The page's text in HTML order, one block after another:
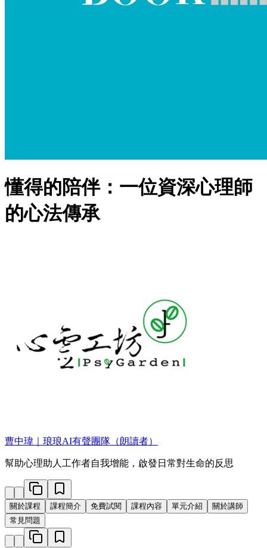
懂得的陪伴：一位資深心理師
的心法傳承
曹中瑋｜琅琅AI有聲團隊（朗讀者）
幫助心理助人工作者自我增能，啟發日常對生命的反思
關於課程 課程簡介 免費試閱 課程內容 單元介紹
關於講師
常見問題